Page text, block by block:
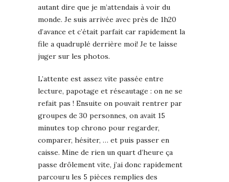
autant dire que je m’attendais à voir du
monde. Je suis arrivée avec près de 1h20
d’avance et c’était parfait car rapidement la
file a quadruplé derrière moi! Je te laisse
juger sur les photos.
L’attente est assez vite passée entre
lecture, papotage et réseautage : on ne se
refait pas ! Ensuite on pouvait rentrer par
groupes de 30 personnes, on avait 15
minutes top chrono pour regarder,
comparer, hésiter, … et puis passer en
caisse. Mine de rien un quart d’heure ça
passe drôlement vite, j’ai donc rapidement
parcouru les 5 pièces remplies des